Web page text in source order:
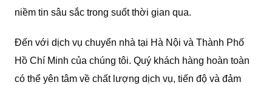
niềm tin sâu sắc trong suốt thời gian qua.
Đến với dịch vụ chuyển nhà tại Hà Nội và Thành Phố
Hồ Chí Minh của chúng tôi. Quý khách hàng hoàn toàn
có thể yên tâm về chất lượng dịch vụ, tiến độ và đảm